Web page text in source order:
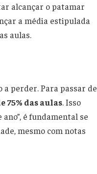
alcançar o patamar
a média estipulada
aulas.
a perder. Para passar de
das aulas. Isso
é fundamental se
mesmo com notas